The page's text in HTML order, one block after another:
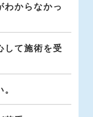
わからなかっ
して施術を受